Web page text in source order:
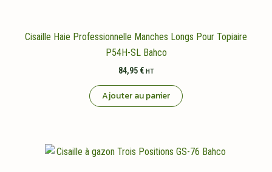
Cisaille Haie Professionnelle Manches Longs Pour Topiaire
P54H-SL Bahco
84,95 € HT
Ajouter au panier